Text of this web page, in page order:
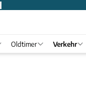
Oldtimer Verkehr